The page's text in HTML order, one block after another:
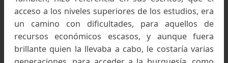
corta edad.
El propio Louis, comentaba que, aficionado
su infancia a la observación y a las
naturales, me hubiese convertido en